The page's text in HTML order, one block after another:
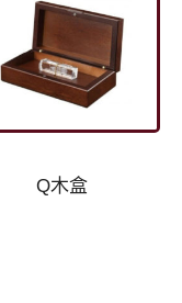
Q木盒